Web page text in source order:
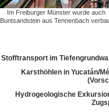
Im Freiburger Münster wurde auch
Buntsandstein aus Tennenbach
Stofftransport im
Karsthöhlen in Yucatán/
Hydrogeologische